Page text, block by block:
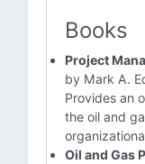
Books
Project
by Mark A.
Provides an
the oil and
Oil and Gas